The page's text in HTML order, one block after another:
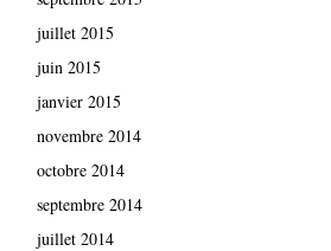
juillet 2015
juin 2015
janvier 2015
novembre 2014
octobre 2014
septembre 2014
juillet 2014